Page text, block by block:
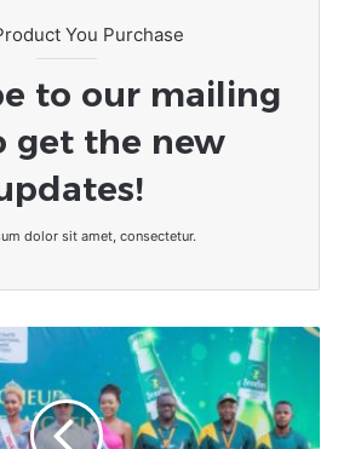
You Purchase
to our mailing
get the new
dolor sit amet, consectetur.